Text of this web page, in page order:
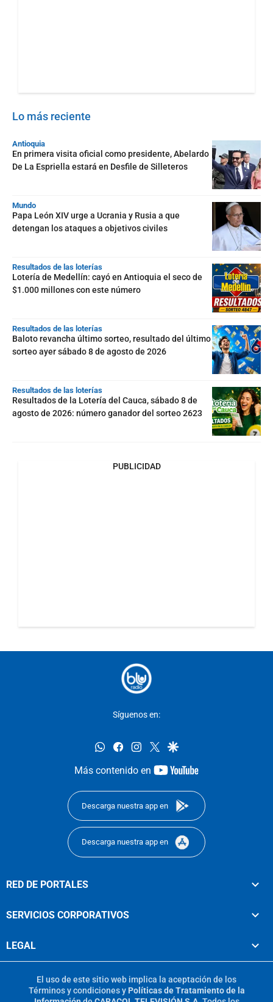
Lo más reciente
Antioquia
En primera visita oficial como presidente, Abelardo
De La Espriella estará en Desfile de Silleteros
Mundo
Papa León XIV urge a Ucrania y Rusia a que
detengan los ataques a objetivos civiles
Resultados de las loterías
Lotería de Medellín: cayó en Antioquia el seco de
$1.000 millones con este número
Resultados de las loterías
Baloto revancha último sorteo, resultado del último
sorteo ayer sábado 8 de agosto de 2026
Resultados de las loterías
Resultados de la Lotería del Cauca, sábado 8 de
agosto de 2026: número ganador del sorteo 2623
PUBLICIDAD
Síguenos en:
whatsappfacebookinstagram
twittergoogle
Más contenido en
youtube-
Descarga nuestra app en
Descarga nuestra app en
RED DE PORTALES
SERVICIOS CORPORATIVOS
LEGAL
El uso de este sitio web implica la aceptación de los
Términos y condicionesy Políticas de Tratamiento de la